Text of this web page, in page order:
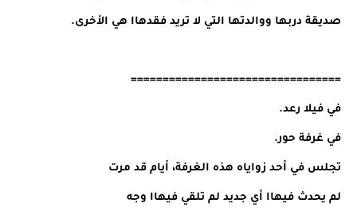
صديقة دربها ووالدتها التي لا تريد فقدهاا هي الأخرى.
=================================
في فيلا رعد.
في غرفة حور.
تجلس في أحد زواياه هذه الغرفة، أيام قد مرت
لم يحدث فيهاا أي جديد لم تلقي فيهاا وجه